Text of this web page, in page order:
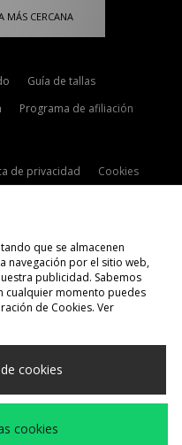
MÁS CERCANA
Guía de tallas
Programa de afiliación
de privacidad
Cookies
formas de pago
que se almacenen
navegación por el sitio web,
publicidad. Sabemos
cualquier momento puedes
de Cookies. Ver
cookies
cookies